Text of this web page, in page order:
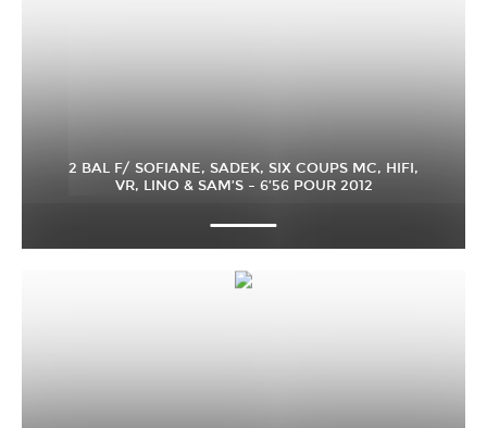
2 BAL F/ SOFIANE, SADEK, SIX COUPS MC, HIFI,
VR, LINO & SAM’S – 6’56 POUR 2012